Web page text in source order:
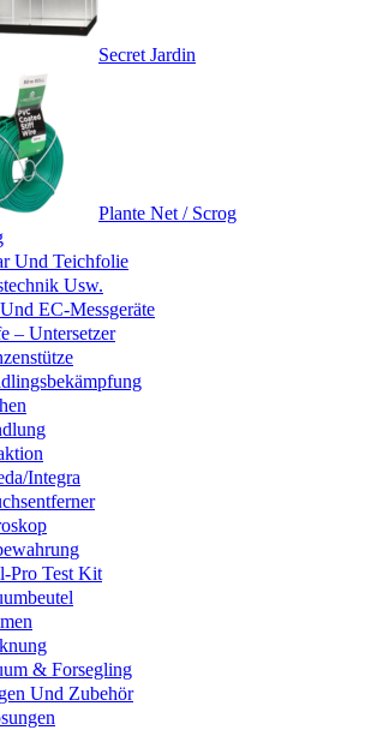
Secret Jardin
Plante Net / Scrog
Und Teichfolie
Usw.
EC-Messgeräte
– Untersetzer
Integra
Pro Test Kit
& Forsegling
Und Zubehör